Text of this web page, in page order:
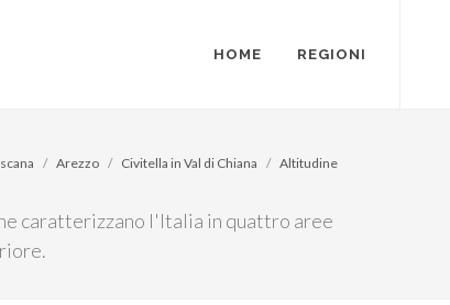
HOME REGIONI
caratterizzano l'Italia in quattro aree
Arezzo Civitella in Val di Chiana Altitudine